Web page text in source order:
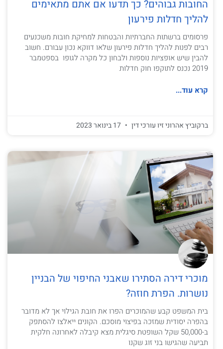
החובות גבוהים? כך תדעו אם אתם מתאימים
להליך חדלות פירעון
פרסומים ברשתות החברתיות והבטחות למחיקת חובות משכנעים
רבים לפנות להליך חדלות פירעון שלאו דווקא נכון עבורם. חשוב
להבין שיש אופציות נוספות ולבחון כל מקרה לגופו בספטמבר
2019 נכנס לתוקפו חוק חדלות
קרא עוד...
ברקוביץ אהרוני זיו עורכי דין
מוכרי דירה הסתירו שאבני החיפוי של הבניין
נושרות. הפרת חוזה?
בית המשפט קבע שהמוכרים הפרו את חובת הגילוי אך לא מדובר
בהפרה יסודית שמזכה בפיצוי מוסכם. הקונים ייאלצו להסתפק
ב-50,000 שקל השופטת סיגלית מצא קיבלה לאחרונה חלקית
תביעה שהגישו בני זוג שקנו